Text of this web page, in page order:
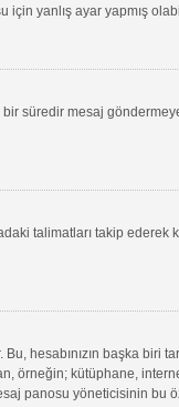
yanlış ayar yapmış
süredir mesaj
talimatları takip
hesabınızın başka biri
örneğin; kütüphane,
panosu yöneticisinin bu